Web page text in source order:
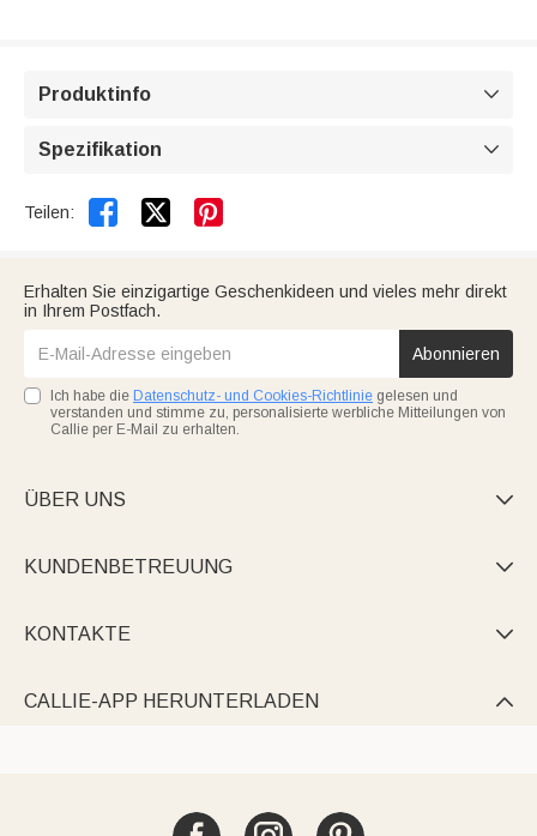
Produktinfo 
Spezifikation 
Teilen:  
Erhalten Sie einzigartige Geschenkideen und vieles mehr direkt
in Ihrem Postfach.
Abonnieren
Ich habe die Datenschutz- und Cookies-Richtlinie gelesen und
verstanden und stimme zu, personalisierte werbliche Mitteilungen von
Callie per E-Mail zu erhalten.
ÜBER UNS 
KUNDENBETREUUNG 
KONTAKTE 
CALLIE-APP HERUNTERLADEN 